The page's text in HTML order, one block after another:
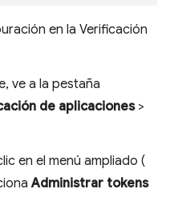
en la Verificación
ve a la pestaña
de aplicaciones>
en el menú ampliado (
Administrar tokens